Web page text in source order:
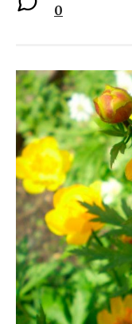
0